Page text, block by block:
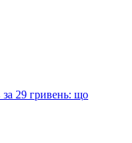
за 29 гривень: що